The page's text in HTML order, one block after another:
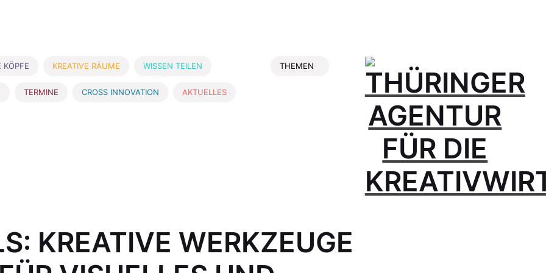
KÖPFE KREATIVE RÄUME WISSEN TEILEN
TERMINE CROSS INNOVATION AKTUELLES
THEMEN
KREATIVE WERKZEUGE